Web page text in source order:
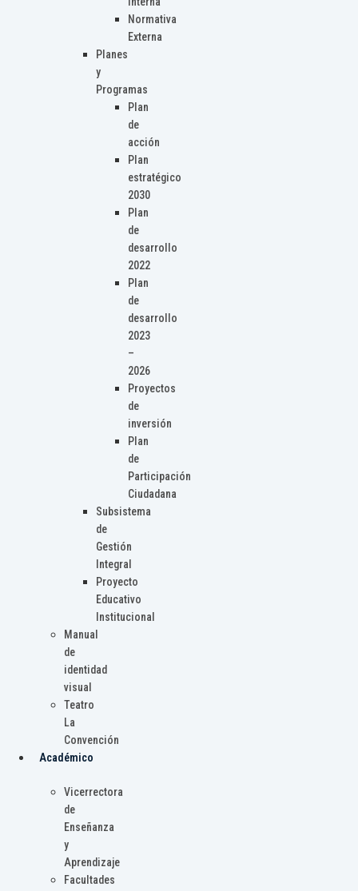
Normativa
Externa
Planes
y
Programas
Plan
de
acción
Plan
estratégico
2030
Plan
de
desarrollo
2022
Plan
de
desarrollo
2023
–
2026
Proyectos
de
inversión
Plan
de
Participación
Ciudadana
Subsistema
de
Gestión
Integral
Proyecto
Educativo
Institucional
Manual
de
identidad
visual
Teatro
La
Convención
Académico
Vicerrectora
de
Enseñanza
y
Aprendizaje
Facultades